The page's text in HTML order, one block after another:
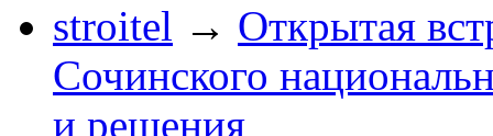
stroitel → Открытая
Сочинского
и решения